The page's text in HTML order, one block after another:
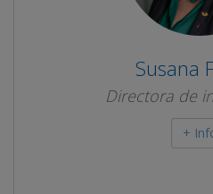
Susana
Directora de
+